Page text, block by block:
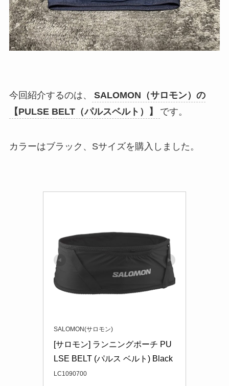
今回紹介するのは、
SALOMON（サロモン）の
【PULSE BELT（パルスベルト）】
です。
カラーはブラック、Sサイズを購入しました。
SALOMON(サロモン)
[サロモン] ランニングポーチ PU
LSE BELT (パルス ベルト) Black
LC1090700